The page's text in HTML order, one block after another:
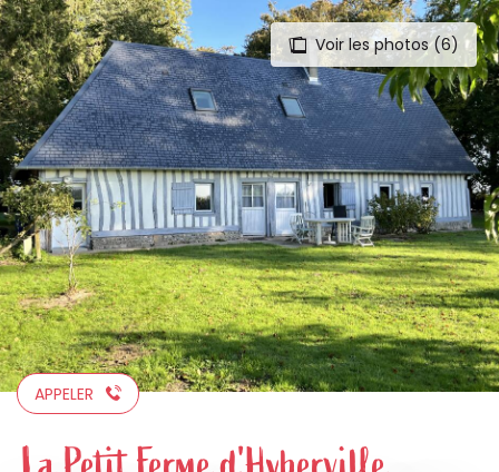
Aller
au
contenu
principal
Voir les photos (6)
APPELER